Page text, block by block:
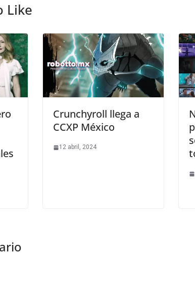
Like
Crunchyroll llega a
CCXP México
12 abril, 2024